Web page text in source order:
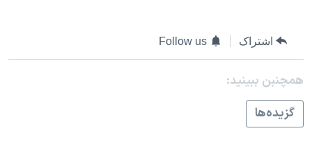
اشتراک Follow us
همچنبن ببینید:
گزيده‌ها